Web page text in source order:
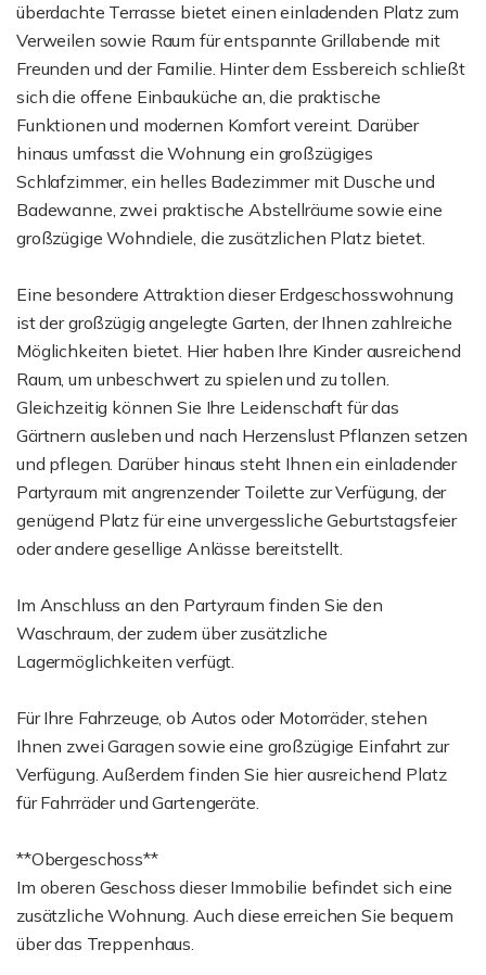
überdachte Terrasse bietet einen einladenden Platz zum
Verweilen sowie Raum für entspannte Grillabende mit
Freunden und der Familie. Hinter dem Essbereich schließt
sich die offene Einbauküche an, die praktische
Funktionen und modernen Komfort vereint. Darüber
hinaus umfasst die Wohnung ein großzügiges
Schlafzimmer, ein helles Badezimmer mit Dusche und
Badewanne, zwei praktische Abstellräume sowie eine
großzügige Wohndiele, die zusätzlichen Platz bietet.
Eine besondere Attraktion dieser Erdgeschosswohnung
ist der großzügig angelegte Garten, der Ihnen zahlreiche
Möglichkeiten bietet. Hier haben Ihre Kinder ausreichend
Raum, um unbeschwert zu spielen und zu tollen.
Gleichzeitig können Sie Ihre Leidenschaft für das
Gärtnern ausleben und nach Herzenslust Pflanzen setzen
und pflegen. Darüber hinaus steht Ihnen ein einladender
Partyraum mit angrenzender Toilette zur Verfügung, der
genügend Platz für eine unvergessliche Geburtstagsfeier
oder andere gesellige Anlässe bereitstellt.
Im Anschluss an den Partyraum finden Sie den
Waschraum, der zudem über zusätzliche
Lagermöglichkeiten verfügt.
Für Ihre Fahrzeuge, ob Autos oder Motorräder, stehen
Ihnen zwei Garagen sowie eine großzügige Einfahrt zur
Verfügung. Außerdem finden Sie hier ausreichend Platz
für Fahrräder und Gartengeräte.
**Obergeschoss**
Im oberen Geschoss dieser Immobilie befindet sich eine
zusätzliche Wohnung. Auch diese erreichen Sie bequem
über das Treppenhaus.